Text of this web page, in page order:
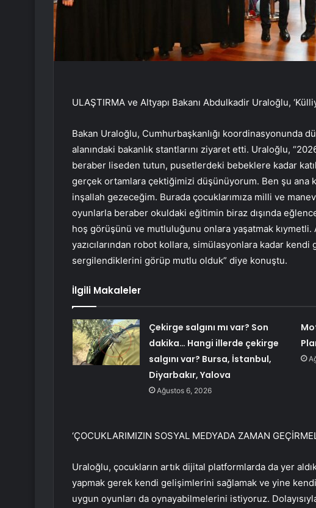
ULAŞTIRMA ve Altyapı Bakanı Abdulkadir Uraloğlu,
Bakan Uraloğlu, Cumhurbaşkanlığı koordinasyonunda
alanındaki bakanlık stantlarını ziyaret etti. Uraloğlu,
beraber liseden tutun, pusetlerdeki bebeklere kadar
gerçek ortamlara çektiğimizi düşünüyorum. Ben şu ana
inşallah gezeceğim. Burada çocuklarımıza milli ve
oyunlarla beraber okuldaki eğitimin biraz dışında
hoş görüşünü ve mutluluğunu onlara yaşatmak
yazıcılarından robot kollara, simülasyonlara kadar
sergilendiklerini görüp mutlu olduk” diye konuştu.
İlgili Makaleler
Çekirge salgını mı var? Son
dakika… Hangi illerde çekirge
salgını var? Bursa, İstanbul,
Diyarbakır, Yalova
Ağustos 6, 2026
‘ÇOCUKLARIMIZIN SOSYAL MEDYADA ZAMAN
Uraloğlu, çocukların artık dijital platformlarda da yer
yapmak gerek kendi gelişimlerini sağlamak ve yine
uygun oyunları da oynayabilmelerini istiyoruz.